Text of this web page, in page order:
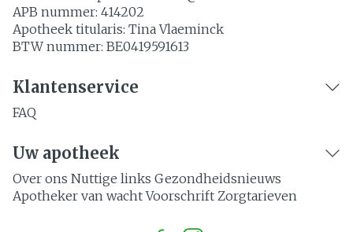
APB nummer: 414202
Apotheek titularis: Tina Vlaeminck
BTW nummer: BE0419591613
Klantenservice
FAQ
Uw apotheek
Over ons Nuttige links Gezondheidsnieuws
Apotheker van wacht Voorschrift Zorgtarieven